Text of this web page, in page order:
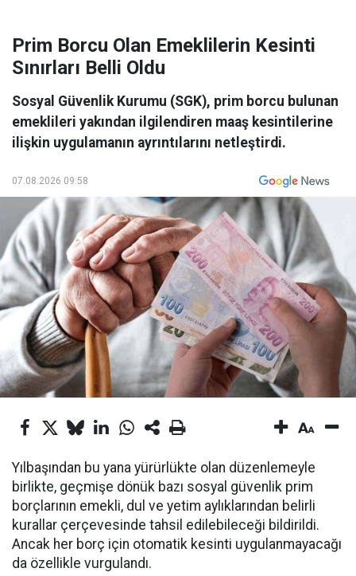
Prim Borcu Olan Emeklilerin Kesinti
Sınırları Belli Oldu
Sosyal Güvenlik Kurumu (SGK), prim borcu bulunan
emeklileri yakından ilgilendiren maaş kesintilerine
ilişkin uygulamanın ayrıntılarını netleştirdi.
07.08.2026 09:58
Yılbaşından bu yana yürürlükte olan düzenlemeyle
birlikte, geçmişe dönük bazı sosyal güvenlik prim
borçlarının emekli, dul ve yetim aylıklarından belirli
kurallar çerçevesinde tahsil edilebileceği bildirildi.
Ancak her borç için otomatik kesinti uygulanmayacağı
da özellikle vurgulandı.